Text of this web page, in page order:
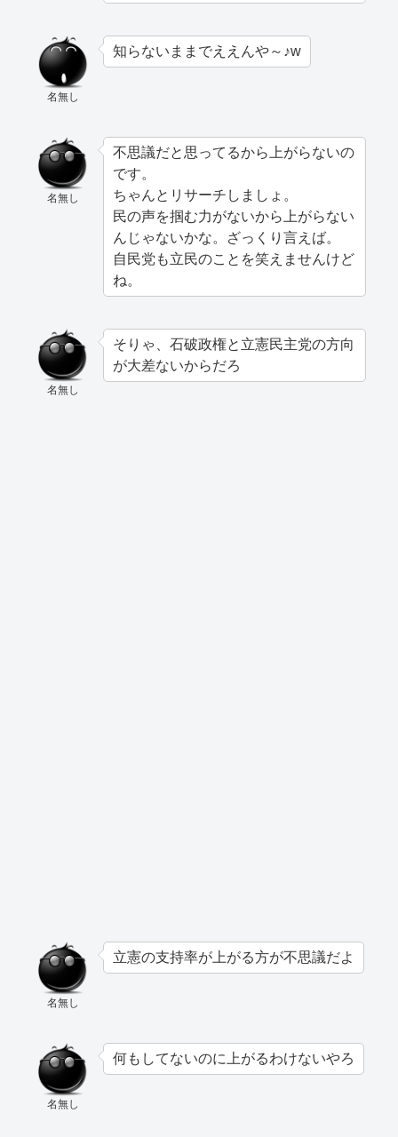
名無し
知らないままでええんや～♪w
名無し
不思議だと思ってるから上がらないの
です。
ちゃんとリサーチしましょ。
民の声を掴む力がないから上がらない
んじゃないかな。ざっくり言えば。
自民党も立民のことを笑えませんけど
ね。
名無し
そりゃ、石破政権と立憲民主党の方向
が大差ないからだろ
名無し
立憲の支持率が上がる方が不思議だよ
名無し
何もしてないのに上がるわけないやろ